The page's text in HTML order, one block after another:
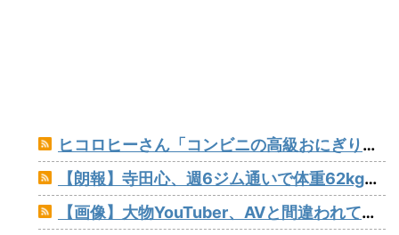
ヒコロヒーさん「コンビニの高級おにぎりが170円とか絶対買わない」とか薄すぎるトークをかましてしまう
【朗報】寺田心、週6ジム通いで体重62kg→82kgに 110kgのベンチプレス持ち上げる姿披露（画像あり）
【画像】大物YouTuber、AVと間違われて海外でバズるwww